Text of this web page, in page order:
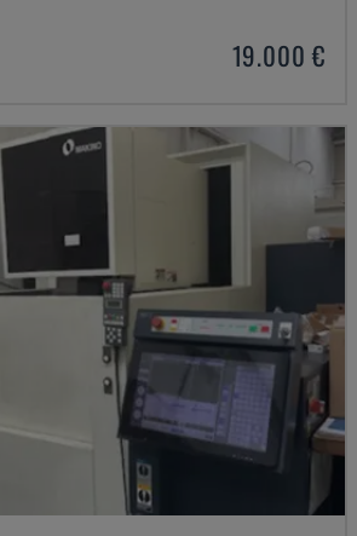
19.000 €